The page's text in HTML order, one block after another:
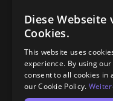
Diese Webseite
Cookies.
This website uses
experience. By using
consent to all cookies in
our Cookie Policy.